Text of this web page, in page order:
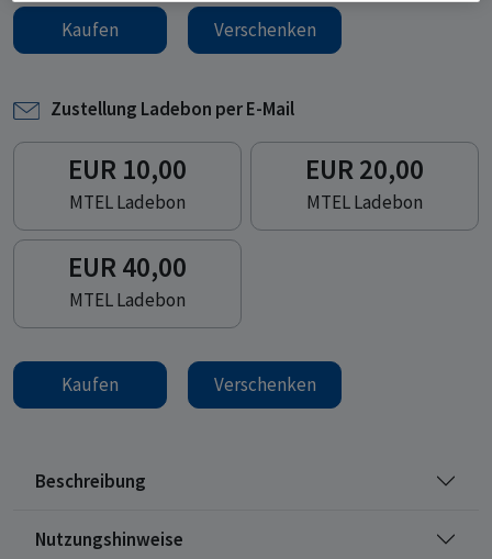
Kaufen Verschenken
Zustellung Ladebon per E-Mail
Produkt auswählen
EUR 10,00
MTEL Ladebon
EUR 20,00
MTEL Ladebon
EUR 40,00
MTEL Ladebon
Kaufen Verschenken
Beschreibung
Nutzungshinweise